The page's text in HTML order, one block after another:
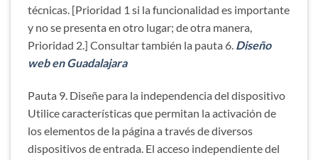
técnicas. [Prioridad 1 si la funcionalidad es importante
y no se presenta en otro lugar; de otra manera,
Prioridad 2.] Consultar también la pauta 6. Diseño
web en Guadalajara
Pauta 9. Diseñe para la independencia del dispositivo
Utilice características que permitan la activación de
los elementos de la página a través de diversos
dispositivos de entrada. El acceso independiente del